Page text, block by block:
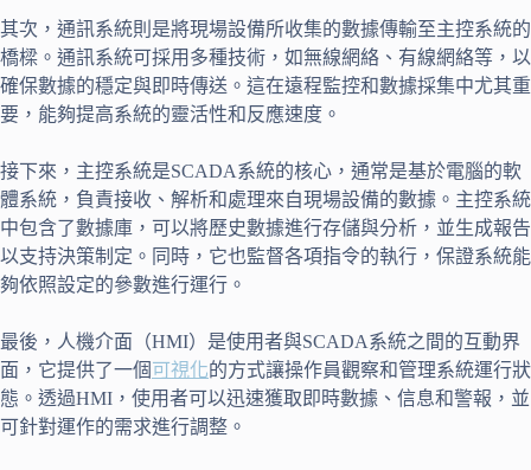
其次，通訊系統則是將現場設備所收集的數據傳輸至主控系統的
橋樑。通訊系統可採用多種技術，如無線網絡、有線網絡等，以
確保數據的穩定與即時傳送。這在遠程監控和數據採集中尤其重
要，能夠提高系統的靈活性和反應速度。
接下來，主控系統是SCADA系統的核心，通常是基於電腦的軟
體系統，負責接收、解析和處理來自現場設備的數據。主控系統
中包含了數據庫，可以將歷史數據進行存儲與分析，並生成報告
以支持決策制定。同時，它也監督各項指令的執行，保證系統能
夠依照設定的參數進行運行。
最後，人機介面（HMI）是使用者與SCADA系統之間的互動界
面，它提供了一個可視化的方式讓操作員觀察和管理系統運行狀
態。透過HMI，使用者可以迅速獲取即時數據、信息和警報，並
可針對運作的需求進行調整。